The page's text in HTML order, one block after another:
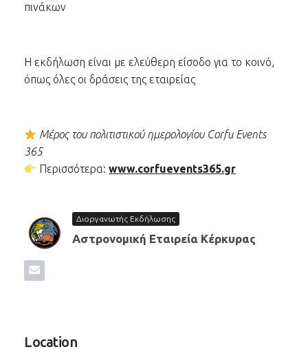
πινάκων
Η εκδήλωση είναι με ελεύθερη είσοδο για το κοινό,
όπως όλες οι δράσεις της εταιρείας
Μέρος του πολιτιστικού ημερολογίου Corfu Events
365
Περισσότερα:www.corfuevents365.gr
Διοργανωτής Εκδήλωσης
Αστρονομική Εταιρεία Κέρκυρας
Location